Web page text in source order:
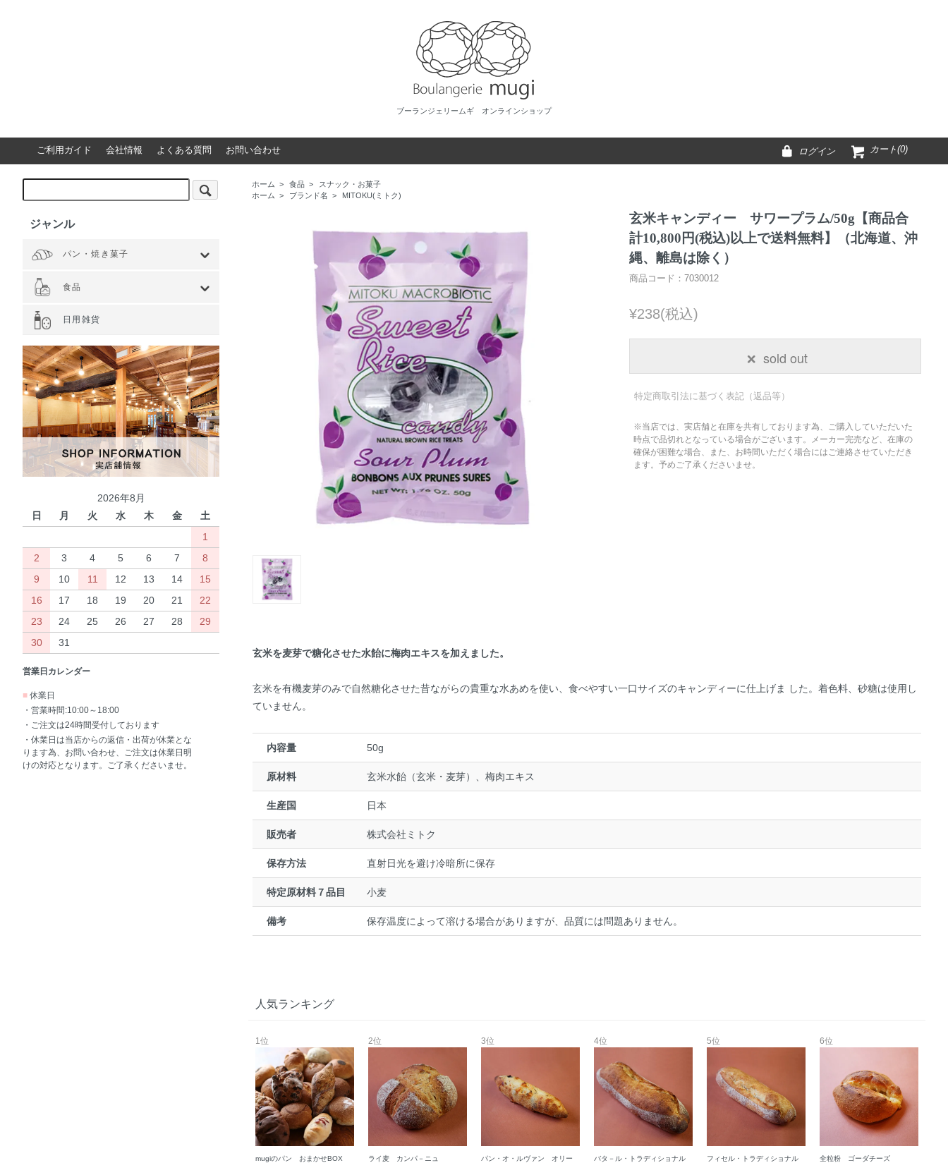
ブーランジェリームギ オンラインショップ
ご利用ガイド 会社情報 よくある質問 お問い合わせ ログイン カート(0)
ホーム > 食品 >
スナック・お菓子
ホーム > ブランド名 > MITOKU(ミトク)
玄米キャンディー サワープラム/50g【商品合
計10,800円(税込)以上で送料無料】（北海道、沖
縄、離島は除く）
商品コード：7030012
¥238(税込)
sold out
特定商取引法に基づく表記（返品等）
※当店では、実店舗と在庫を共有しております為、ご購入していただいた
時点で品切れとなっている場合がございます。メーカー完売など、在庫の
確保が困難な場合、また、お時間いただく場合にはご連絡させていただき
ます。予めご了承くださいませ。
玄米を麦芽で糖化させた水飴に梅肉エキスを加えました。
玄米を有機麦芽のみで自然糖化させた昔ながらの貴重な水あめを使い、食べやすい一口サイズのキャンディーに仕上げま した。着色料、砂糖は使用し
ていません。
内容量 50g
原材料 玄米水飴（玄米・麦芽）、梅肉エキス
生産国 日本
販売者 株式会社ミトク
保存方法 直射日光を避け冷暗所に保存
特定原材料７品目 小麦
備考 保存温度によって溶ける場合がありますが、品質には問題ありません。
人気ランキング
1位
mugiのパン おまかせBOX
2位
ライ麦 カンパ－ニュ
3位
パン・オ・ルヴァン オリー
4位
バタ－ル・トラディショナル
5位
フィセル・トラディショナル
6位
全粒粉 ゴーダチーズ
ジャンル
パン・焼き菓子
全てを見る
小麦 ハードタイプ
小麦全粒粉使用
小麦全粒粉100%
ライ麦 ハードタイプ
食事 ソフトタイプ
食パン
菓子・惣菜パン
焼き菓子
Web限定商品
食品
全てを見る
ジャム・スプレッド
シリアル
ドライフルーツ・ナッツ
茶葉・珈琲豆・ハーブ
水・飲料
スナック・お菓子
穀物・豆類
麺類・ライ麦パン
粉類・製菓材料
加工食品
乾物
缶詰
調味料・油
スパイス
健康食品
その他食品日用雑貨
2026年8月
日
月 火 水 木 金
土
1
2
3 4 5 6 7
8
9
10 11 12 13 14
15
16
17 18 19 20 21
22
23
24 25 26 27 28
29
30
31
営業日カレンダー
■ 休業日
・営業時間:10:00～18:00
・ご注文は24時間受付しております
・休業日は当店からの返信・出荷が休業とな
ります為、お問い合わせ、ご注文は休業日明
けの対応となります。ご了承くださいませ。